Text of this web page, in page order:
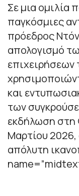
Σε μια ομιλία
παγκόσμιες
πρόεδρος
απολογισμό
και
των
εκδήλωση στη
Μαρτίου
απόλυτη